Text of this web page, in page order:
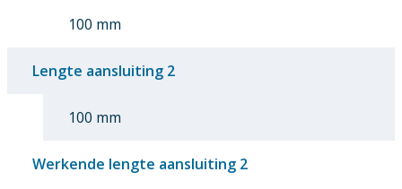
100 mm
Lengte aansluiting 2
100 mm
Werkende lengte aansluiting 2